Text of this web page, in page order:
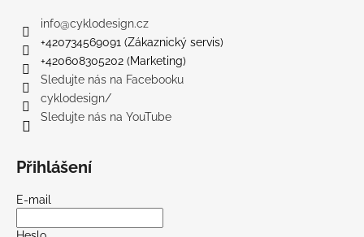
info@cyklodesign.cz
+420734569091 (Zákaznický servis)
+420608305202 (Marketing)
Sledujte nás na Facebooku
cyklodesign/
Sledujte nás na YouTube
Přihlášení
E-mail